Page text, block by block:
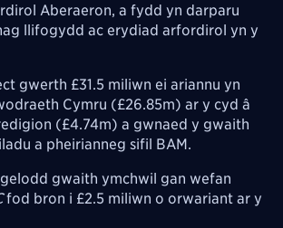
Aberaeron, a fydd yn darparu
llifogydd ac erydiad arfordirol yn y
gwerth £31.5 miliwn ei ariannu yn
Cymru (£26.85m) ar y cyd â
(£4.74m) a gwnaed y gwaith
a pheirianneg sifil BAM.
gwaith ymchwil gan wefan
fod bron i £2.5 miliwn o orwariant ar y